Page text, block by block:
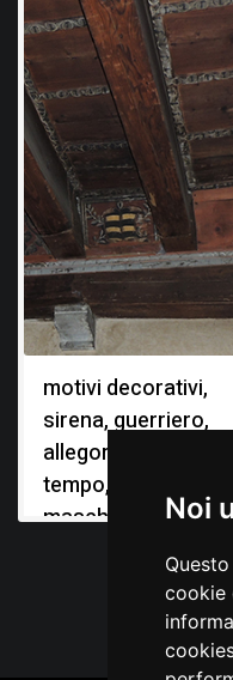
Noi
cookie
motivi decorativi,
sirena, guerriero,
allegoria del
tempo, figure
maschili, stemmi